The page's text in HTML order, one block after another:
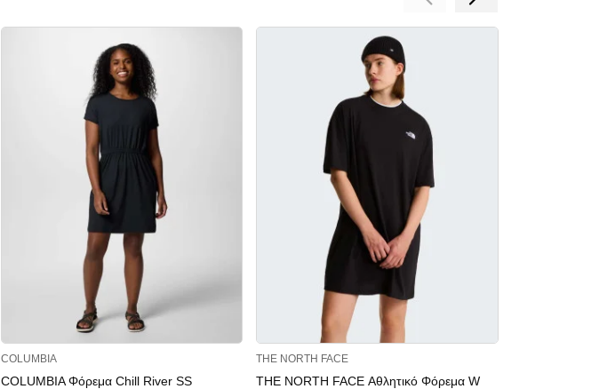
COLUMBIA
COLUMBIA Φόρεμα Chill River SS
THE NORTH FACE
THE NORTH FACE Αθλητικό Φόρεμα W